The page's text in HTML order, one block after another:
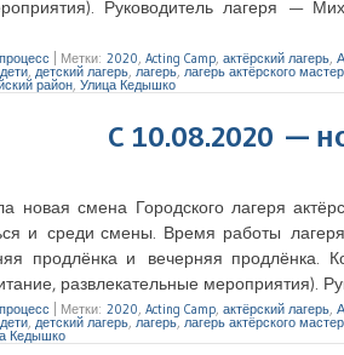
Руководитель лагеря —
Метки: 2020 Acting Camp актёрский лагерь
дети детский лагерь лагерь, лагерь актёрского
район Улица Кедышко
C 10.08.2020 —
новая смена Городского лагеря
и среди смены. Время работы
продлёнка и вечерняя продлёнка.
развлекательные мероприятия).
Метки: 2020 Acting Camp актёрский лагерь
дети детский лагерь лагерь, лагерь актёрского
Кедышко